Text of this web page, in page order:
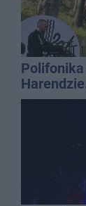
Polifonika